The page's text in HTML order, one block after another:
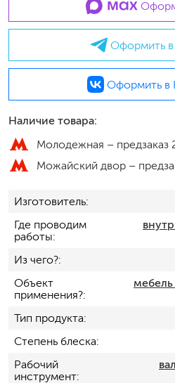
Оформить в
Оформить в
Наличие товара:
Молодежная – предзаказ
Можайский двор –
Изготовитель
Где проводим
работы
Из чего?
Объект
применения?
Тип продукта
Степень блеска
Рабочий
инструмент